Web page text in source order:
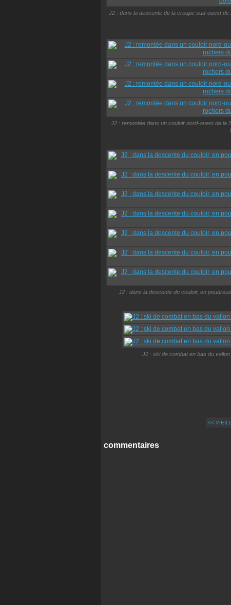
J2 : dans la descente de la croupe sud-ouest
J2 : remontée dans un couloir nord-ouest de
J2 : dans la descente du couloir, en
J2 : ski de combat en bas du
<<
commentaires